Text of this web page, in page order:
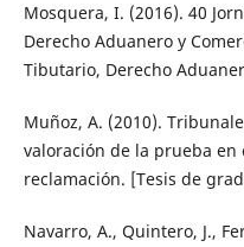
Mosquera, I. (2016). 40
Derecho Aduanero y
Tibutario, Derecho
Muñoz, A. (2010).
valoración de la prueba
reclamación. [Tesis de
Navarro, A., Quintero, J.,